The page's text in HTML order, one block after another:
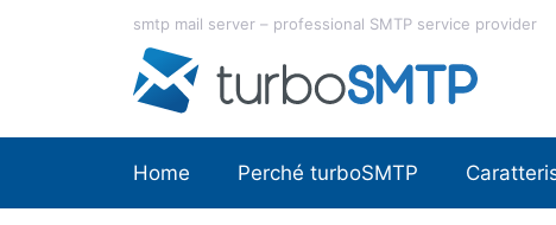
smtp mail server – professional SMTP service provider
Home Perché turboSMTP